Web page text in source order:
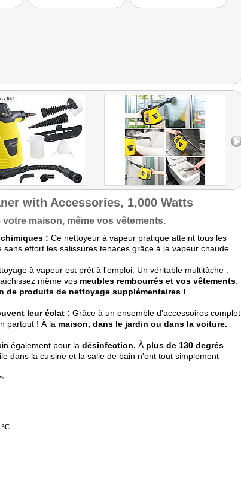
with Accessories, 1,000 Watts
maison, même vos vêtements.
: Ce nettoyeur à vapeur pratique atteint tous les
sans effort les salissures tenaces grâce à la vapeur chaude.
à vapeur est prêt à l'emploi. Un véritable multitâche :
même vos meubles rembourrés et vos vêtements
de produits de nettoyage supplémentaires !
leur éclat : Grâce à un ensemble d'accessoires complet,
partout ! À la maison, dans le jardin ou dans la voiture.
également pour la désinfection. À plus de 130 degrés
dans la cuisine et la salle de bain n'ont tout simplement